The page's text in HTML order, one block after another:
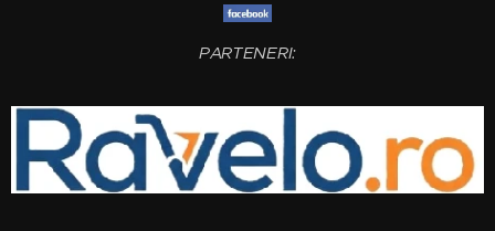
PARTENERI: